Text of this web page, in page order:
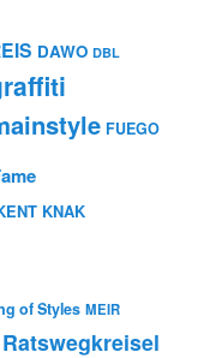
DAWO DBL
FUEGO
KNAK
of Styles MEIR
Ratswegkreisel